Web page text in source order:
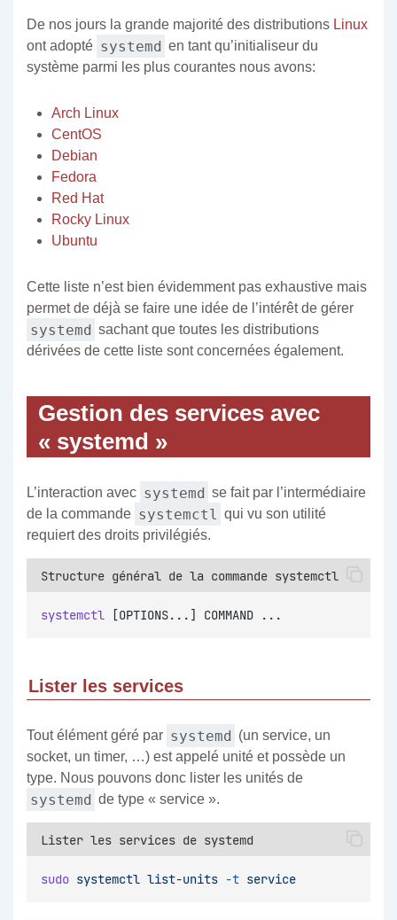
De nos jours la grande majorité des distributions Linux
ont adopté systemd en tant qu’initialiseur du
système parmi les plus courantes nous avons:
Arch Linux
CentOS
Debian
Fedora
Red Hat
Rocky Linux
Ubuntu
Cette liste n’est bien évidemment pas exhaustive mais
permet de déjà se faire une idée de l’intérêt de gérer
systemd sachant que toutes les distributions
dérivées de cette liste sont concernées également.
Gestion des services avec
« systemd »
L’interaction avec systemd se fait par l’intermédiaire
de la commande systemctl
qui vu son utilité
requiert des droits privilégiés.
Structure général de la commande systemctl
systemctl [OPTIONS...] COMMAND ...
Lister les services
Tout élément géré par systemd (un service, un
socket, un timer, …) est appelé unité et possède un
type. Nous pouvons donc lister les unités de
systemd de type « service ».
Lister les services de systemd
sudo systemctl list-units -t service